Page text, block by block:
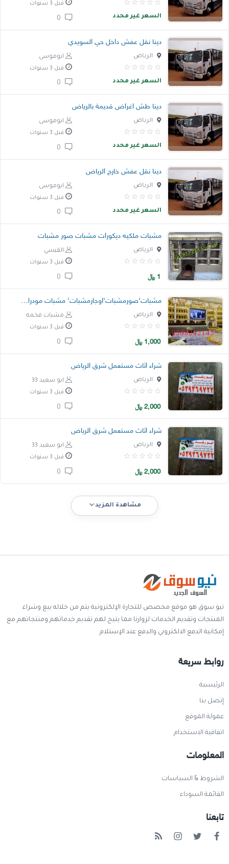
قبل 3 سنوات
السعر غير محدد
دينا نقل عفش داخل حي السويدي
ابوموسى الرياض
قبل 3 سنوات
السعر غير محدد
دينا طش اغراض قديمة بالرياض
ابوموسى الرياض
قبل 3 سنوات
السعر غير محدد
دينا نقل عفش خارج الرياض
ابوموسى الرياض
قبل 3 سنوات
السعر غير محدد
مشبات ملكيه ديكورات مشبات صور مشبات
القيسي الرياض
قبل 3 سنوات
1 ﷼
مشبات‘صورمشبات‘اوجارمشبات‘ مشبات مودران‘مشب ر
مشبات فخمه الرياض
قبل 3 سنوات
1,000 ﷼
شراء اثاث مستعمل شرق الرياض
ابو سعيد 33 الرياض
قبل 3 سنوات
2,000 ﷼
شراء اثاث مستعمل شرق الرياض
ابو سعيد 33 الرياض
قبل 3 سنوات
2,000 ﷼
مشاهدة المزيد
نيو سوق هو موقع مخصص للتجارة الإلكترونية يتم من خلاله بيع وشراء
المنتجات وتقديم الخدمات لزوارنا مما يتيح لهم تقديم خدماتهم ومنتجاتهم مع
إمكانية الدفع الالكتروني والدفع عند الإستلام
روابط سريعة
الرئيسية
إتصل بنا
عمولة الموقع
اتفاقية الاستخدام
المعلومات
الشروط & السياسات
القائمة السوداء
تابعنا